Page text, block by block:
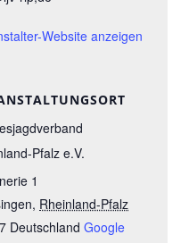
Website anzeigen
Pfalz e.V.
1
, Rheinland-Pfalz
Deutschland Google